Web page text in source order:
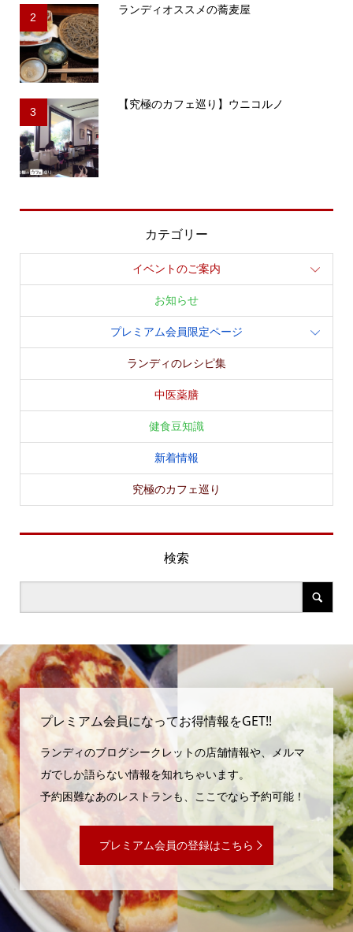
2
ランディオススメの蕎麦屋
3
【究極のカフェ巡り】ウニコルノ
カテゴリー
イベントのご案内
お知らせ
プレミアム会員限定ページ
ランディのレシピ集
中医薬膳
健食豆知識
新着情報
究極のカフェ巡り
検索
プレミアム会員になってお得情報をGET!!
ランディのブログシークレットの店舗情報や、メルマ
ガでしか語らない情報を知れちゃいます。
予約困難なあのレストランも、ここでなら予約可能！
プレミアム会員の登録はこちら